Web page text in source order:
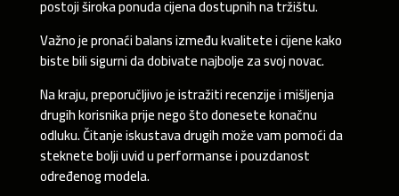
postoji široka ponuda cijena dostupnih na tržištu.
Važno je pronaći balans između kvalitete i cijene kako
biste bili sigurni da dobivate najbolje za svoj novac.
Na kraju, preporučljivo je istražiti recenzije i mišljenja
drugih korisnika prije nego što donesete konačnu
odluku. Čitanje iskustava drugih može vam pomoći da
steknete bolji uvid u performanse i pouzdanost
određenog modela.